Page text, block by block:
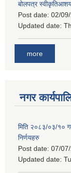
बोलपत्र
Post date: 02/
Updated date:
more
नगर
मिति २०८३/०३/१०
निर्णयहरु
Post date: 07/
Updated date: